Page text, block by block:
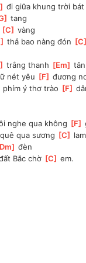
] đi giữa khung trời bát
] tang
[C ] vàng
] thả bao nàng đón [C
] trắng thanh [Em ]
nét yêu [F ] đương
phím ý thơ trào [F ]
nghe qua không [F ]
] quê qua sương [C
lam
Dm ] đèn
Bắc chờ [C ] em.